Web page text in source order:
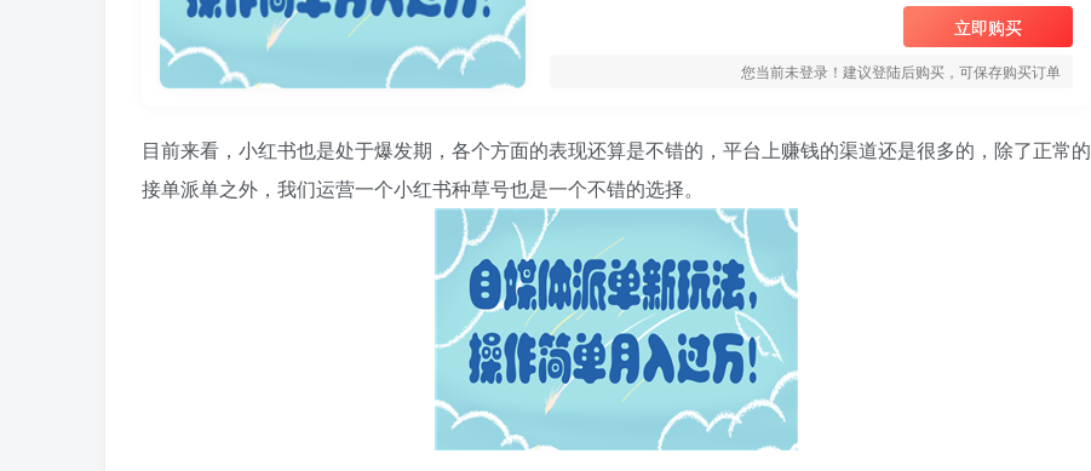
立即购买
您当前未登录！建议登陆后购买，可保存购买订单
目前来看，小红书也是处于爆发期，各个方面的表现还算是不错的，平台上赚钱的渠道还是很多的，除了正常的
接单派单之外，我们运营一个小红书种草号也是一个不错的选择。